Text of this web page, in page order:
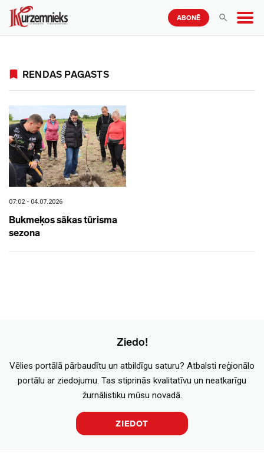
ABONĒ
RENDAS PAGASTS
07:02 - 04.07.2026
Bukmeķos sākas tūrisma
sezona
Ziedo!
Vēlies portālā pārbaudītu un atbildīgu saturu? Atbalsti reģionālo
portālu ar ziedojumu. Tas stiprinās kvalitatīvu un neatkarīgu
žurnālistiku mūsu novadā.
ZIEDOT